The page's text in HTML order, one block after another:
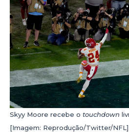
Skyy Moore recebe o touchdown
[Imagem: Reprodução/Twitter/NFL]